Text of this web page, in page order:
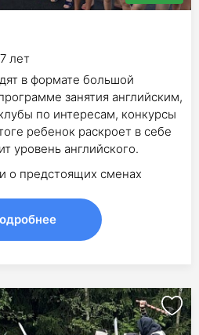
лет
в формате большой
занятия английским,
по интересам, конкурсы
ребенок раскроет в себе
уровень английского.
о предстоящих сменах